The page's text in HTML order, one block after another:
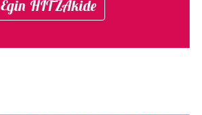
Egin HITZAkide